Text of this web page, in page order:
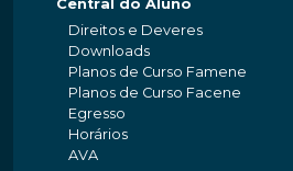
Central do Aluno
Direitos e Deveres
Downloads
Planos de Curso Famene
Planos de Curso Facene
Egresso
Horários
AVA